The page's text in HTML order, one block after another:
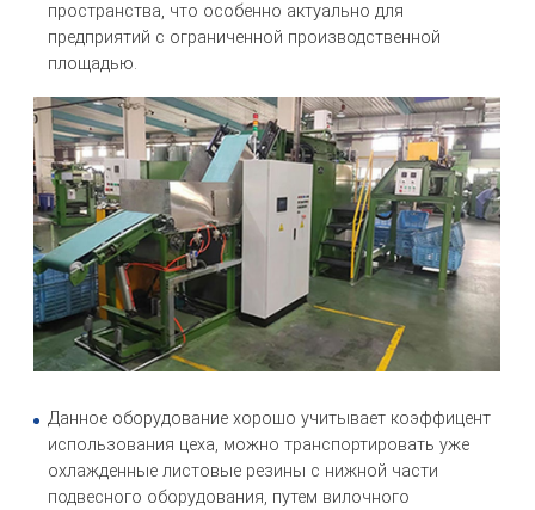
пространства, что особенно актуально для
предприятий с ограниченной производственной
площадью.
Данное оборудование хорошо учитывает коэффицент
использования цеха, можно транспортировать уже
охлажденные листовые резины с нижной части
подвесного оборудования, путем вилочного